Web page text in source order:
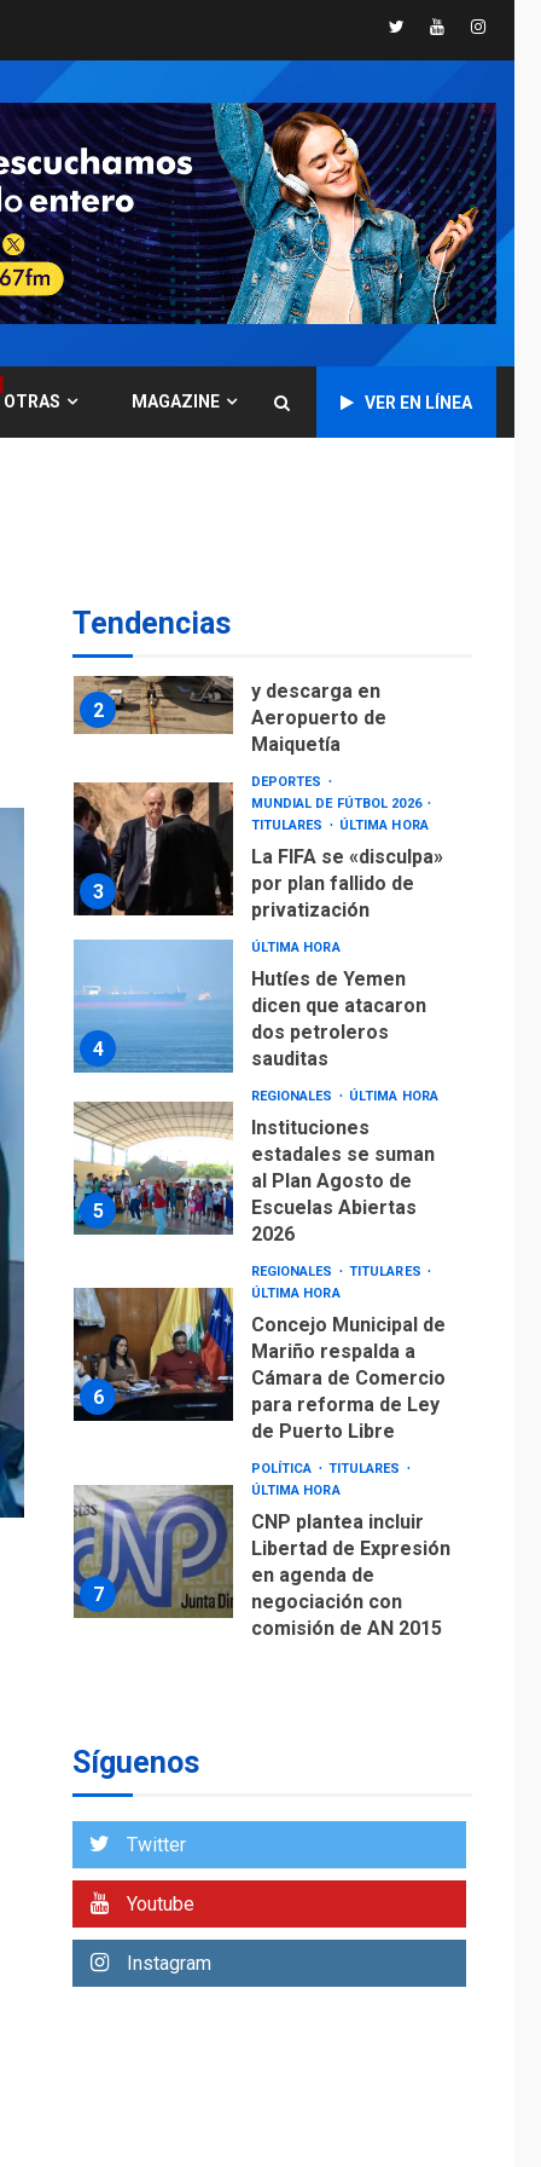
TwitterYoutube
OTRAS MAGAZINE VER EN LÍNEA
Tendencias
7
Libertad de Expresión
en agenda de
negociación con
comisión de AN 2015
1
DESTACADOS
OPINIÓN
ÚLTIMA HORA
El Deporte: Un
Legado Tangible para
Nueva Esparta, por
Morel Rodríguez
NACIONALES
TITULARES
ÚLTIMA HORA
3
por plan fallido de
privatización
4
ÚLTIMA HORA
Hutíes de Yemen
dicen que atacaron
sauditas
REGIONALES ÚLTIMA HORA
Instituciones
al Plan Agosto de
Escuelas Abiertas
2026
6
ÚLTIMA HORA
Concejo Municipal de
Mariño respalda a
Cámara de Comercio
para reforma de Ley
de Puerto Libre
7
POLÍTICA
TITULARES
ÚLTIMA HORA
CNP plantea incluir
Libertad de Expresión
en agenda de
negociación con
comisión de AN 2015
1
DESTACADOS
OPINIÓN
ÚLTIMA HORA
El Deporte: Un
Legado Tangible para
Nueva Esparta, por
Morel Rodríguez
Ávila
2
3
DEPORTES
La FIFA se «disculpa»
Síguenos
Twitter
Youtube
Instagram